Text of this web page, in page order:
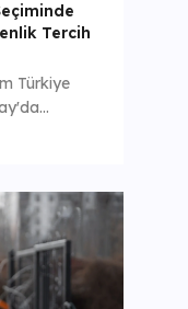
Tercih
Türkiye